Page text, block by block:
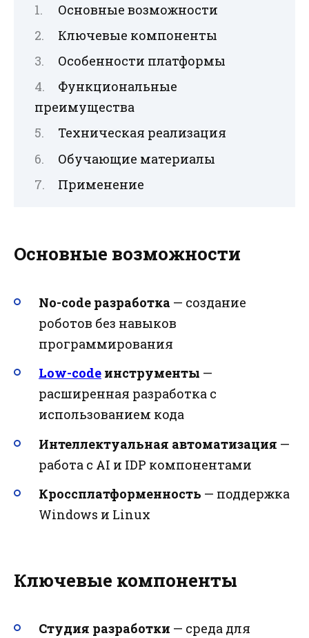
Основные возможности
Ключевые компоненты
Особенности платформы
Функциональные
преимущества
Техническая реализация
Обучающие материалы
Применение
Основные возможности
No-code разработка — создание
роботов без навыков
программирования
Low-code инструменты —
расширенная разработка с
использованием кода
Интеллектуальная автоматизация —
работа с AI и IDP компонентами
Кроссплатформенность — поддержка
Windows и Linux
Ключевые компоненты
Студия разработки — среда для